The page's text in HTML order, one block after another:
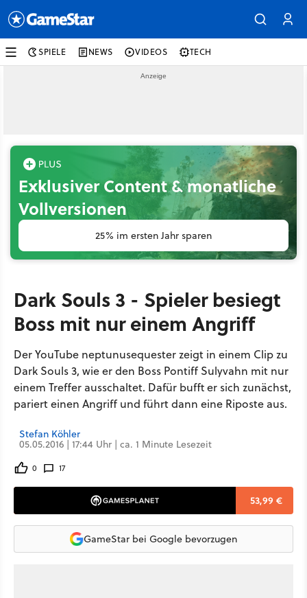
SPIELE NEWS VIDEOS TECH
Exklusiver Content & monatliche
Vollversionen
25% im ersten Jahr sparen
Dark Souls 3 - Spieler besiegt
Boss mit nur einem Angriff
Der YouTube neptunusequester zeigt in einem Clip zu
Dark Souls 3, wie er den Boss Pontiff Sulyvahn mit nur
einem Treffer ausschaltet. Dafür bufft er sich zunächst,
pariert einen Angriff und führt dann eine Riposte aus.
Stefan Köhler
05.05.2016 | 17:44 Uhr | ca. 1 Minute Lesezeit
0 17
53,99 €
GameStar bei Google bevorzugen